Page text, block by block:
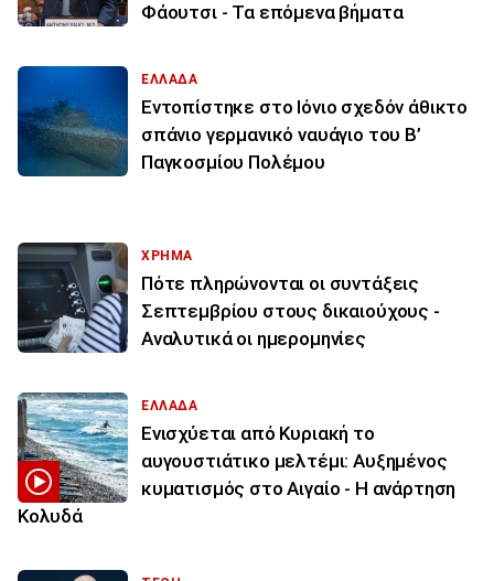
Φάουτσι - Τα επόμενα βήματα
ΕΛΛΑΔΑ
Εντοπίστηκε στο Ιόνιο σχεδόν άθικτο
σπάνιο γερμανικό ναυάγιο του Β’
Παγκοσμίου Πολέμου
ΧΡΗΜΑ
Πότε πληρώνονται οι συντάξεις
Σεπτεμβρίου στους δικαιούχους -
Αναλυτικά οι ημερομηνίες
ΕΛΛΑΔΑ
Ενισχύεται από Κυριακή το
αυγουστιάτικο μελτέμι: Αυξημένος
κυματισμός στο Αιγαίο - Η ανάρτηση
Κολυδά